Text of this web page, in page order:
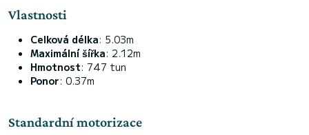
Vlastnosti
Celková délka: 5.03m
Maximální šířka: 2.12m
Hmotnost: 747 tun
Ponor: 0.37m
Standardní motorizace